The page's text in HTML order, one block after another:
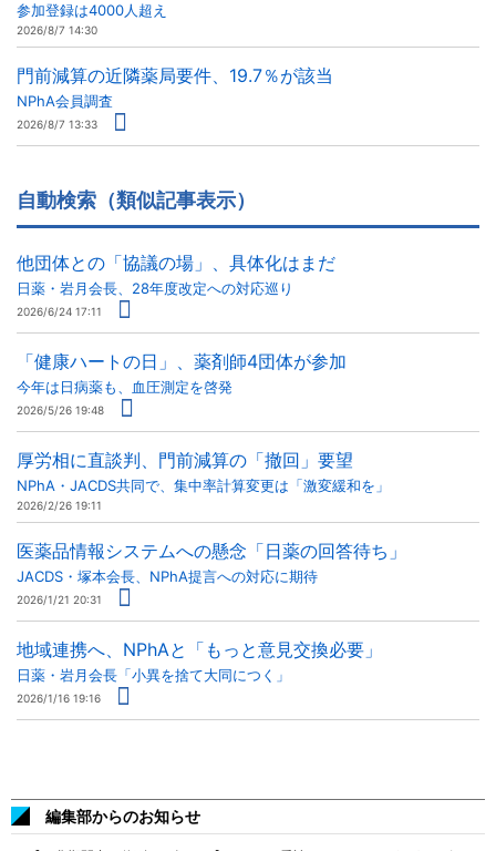
参加登録は4000人超え
2026/8/7 14:30
門前減算の近隣薬局要件、19.7％が該当
NPhA会員調査
2026/8/7 13:33
自動検索（類似記事表示）
他団体との「協議の場」、具体化はまだ
日薬・岩月会長、28年度改定への対応巡り
2026/6/24 17:11
「健康ハートの日」、薬剤師4団体が参加
今年は日病薬も、血圧測定を啓発
2026/5/26 19:48
厚労相に直談判、門前減算の「撤回」要望
NPhA・JACDS共同で、集中率計算変更は「激変緩和を」
2026/2/26 19:11
医薬品情報システムへの懸念「日薬の回答待ち」
JACDS・塚本会長、NPhA提言への対応に期待
2026/1/21 20:31
地域連携へ、NPhAと「もっと意見交換必要」
日薬・岩月会長「小異を捨て大同につく」
2026/1/16 19:16
編集部からのお知らせ